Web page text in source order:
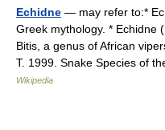
Echidne — may refer to:*
Greek mythology. * Echidne
Bitis, a genus of African
T. 1999. Snake Species of
Wikipedia